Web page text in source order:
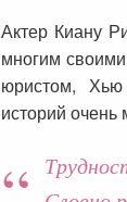
Актер Киану
многим
юристом, Хью
историй очень